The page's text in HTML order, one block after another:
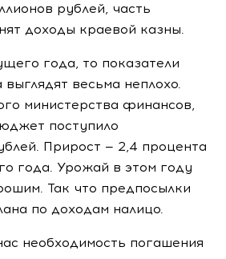
рублей, часть
доходы краевой казны.
года, то показатели
весьма неплохо.
министерства финансов,
поступило
Прирост — 2,4 процента
года. Урожай в этом году
Так что предпосылки
по доходам налицо.
необходимость погашения